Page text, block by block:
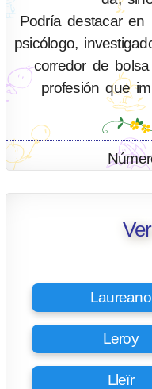
Podría destacar en
psicólogo,
corredor de
profesión que
Laureano
Leroy
Lleïr